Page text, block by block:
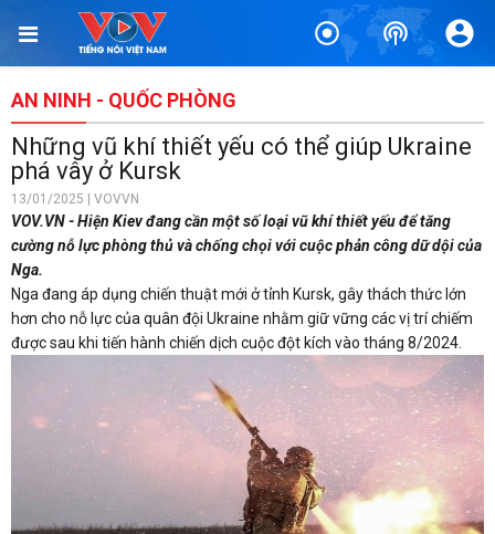
AN NINH - QUỐC PHÒNG
Những vũ khí thiết yếu có thể giúp Ukraine
phá vây ở Kursk
13/01/2025 | VOVVN
VOV.VN - Hiện Kiev đang cần một số loại vũ khí thiết yếu để tăng
cường nỗ lực phòng thủ và chống chọi với cuộc phản công dữ dội của
Nga.
Nga đang áp dụng chiến thuật mới ở tỉnh Kursk, gây thách thức lớn
hơn cho nỗ lực của quân đội Ukraine nhằm giữ vững các vị trí chiếm
được sau khi tiến hành chiến dịch cuộc đột kích vào tháng 8/2024.